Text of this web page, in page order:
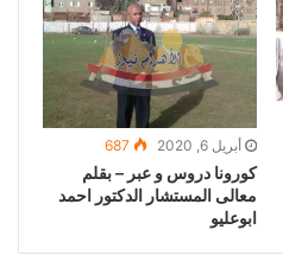
أبريل 6, 2020 687
كورونا دروس و عبر – بقلم
معالى المستشار الدكتور احمد
ابوعليو